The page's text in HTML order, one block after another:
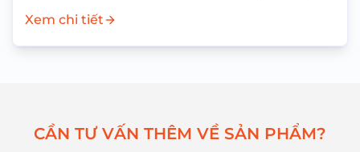
Xem chi tiết
CẦN TƯ VẤN THÊM VỀ SẢN PHẨM?